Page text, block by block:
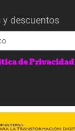
y descuentos
de Privacidad